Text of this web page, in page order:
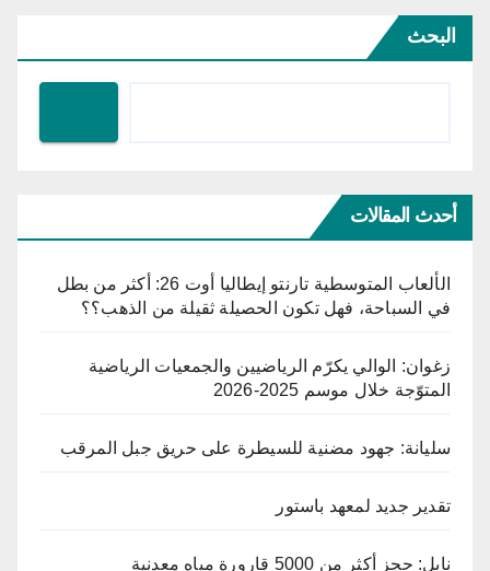
البحث
أحدث المقالات
الألعاب المتوسطية تارنتو إيطاليا أوت 26: أكثر من بطل
في السباحة، فهل تكون الحصيلة ثقيلة من الذهب؟؟
زغوان: الوالي يكرّم الرياضيين والجمعيات الرياضية
المتوّجة خلال موسم 2025-2026
سليانة: جهود مضنية للسيطرة على حريق جبل المرقب
تقدير جديد لمعهد باستور
نابل: حجز أكثر من 5000 قارورة مياه معدنية